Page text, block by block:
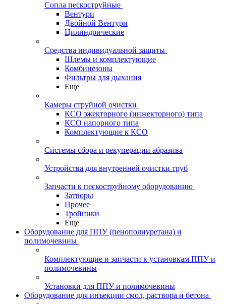
Сопла пескоструйные
Вентури
Двойной Вентури
Цилиндрические
Средства индивидуальной защиты
Шлемы и комплектующие
Комбинезоны
Фильтры для дыхания
Еще
Камеры струйной очистки
КСО эжекторного (инжекторного) типа
КСО напорного типа
Комплектующие к КСО
Системы сбора и рекуперации абразива
Устройства для внутренней очистки труб
Запчасти к пескоструйному оборудованию
Затворы
Прочее
Тройники
Еще
Оборудование для ППУ (пенополиуретана) и
полимочевины
Комплектующие и запчасти к установкам ППУ и
полимочевины
Установки для ППУ и полимочевины
Оборудование для инъекции смол, раствора и бетона